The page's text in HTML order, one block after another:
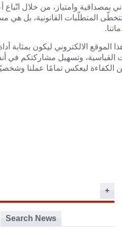
وامتياز، من خلال اتّباع
المتطلّبات القانونية، بل هي
الموقع الالكتروني ليكون بمثابة
وتسهيل مشاركتكم في
ليعكس تمامًا عملنا
Search News